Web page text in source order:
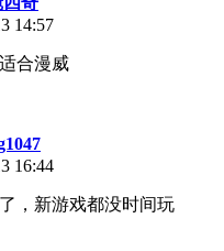
14:57
合漫威
16:44
，新游戏都没时间玩